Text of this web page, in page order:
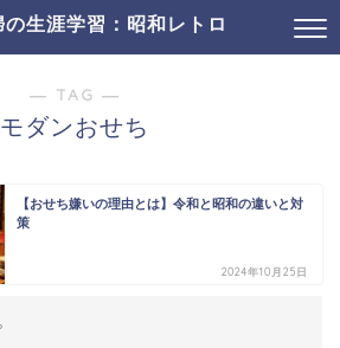
ケ・SNS
生涯学習：昭和レトロ
― TAG ―
モダンおせち
【おせち嫌いの理由とは】令和と昭和の違いと対
策
2024年10月25日